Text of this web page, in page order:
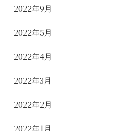
2022年9月
2022年5月
2022年4月
2022年3月
2022年2月
2022年1月